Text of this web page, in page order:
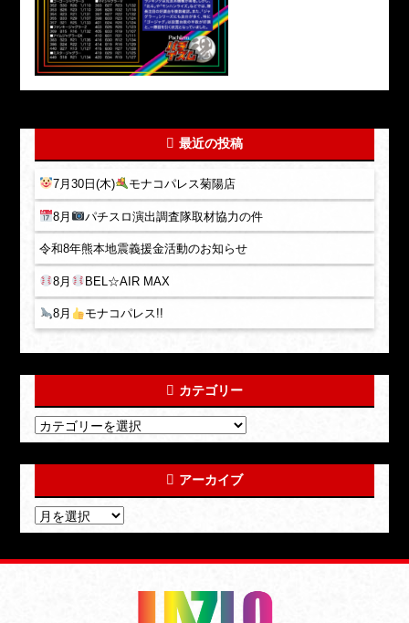
最近の投稿
7月30日(木) モナコパレス菊陽店
8月 パチスロ演出調査隊取材協力の件
令和8年熊本地震義援金活動のお知らせ
8月 BEL☆AIR MAX
8月 モナコパレス!!
カテゴリー
アーカイブ